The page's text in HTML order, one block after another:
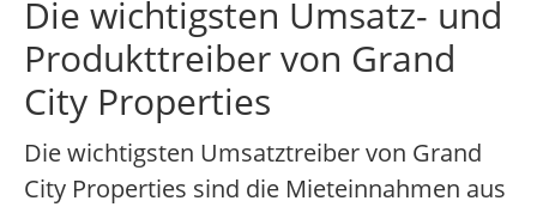
Die wichtigsten Umsatz- und
Produkttreiber von Grand
City Properties
Die wichtigsten Umsatztreiber von Grand
City Properties sind die Mieteinnahmen aus